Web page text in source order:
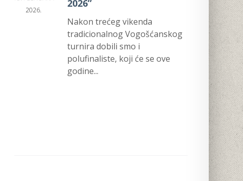
2026.
2026”
Nakon trećeg vikenda
tradicionalnog Vogošćanskog
turnira dobili smo i
polufinaliste, koji će se ove
godine...